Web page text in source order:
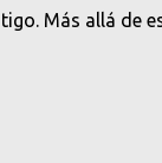
Más allá de